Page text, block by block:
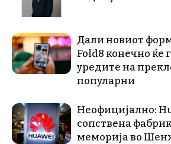
Дали новиот
Fold8 конечно ќе
уредите на
популарни
Неофицијално:
сопствена
меморија во